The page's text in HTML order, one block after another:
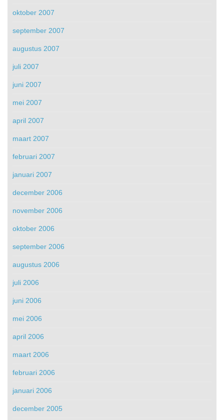
oktober 2007
september 2007
augustus 2007
juli 2007
juni 2007
mei 2007
april 2007
maart 2007
februari 2007
januari 2007
december 2006
november 2006
oktober 2006
september 2006
augustus 2006
juli 2006
juni 2006
mei 2006
april 2006
maart 2006
februari 2006
januari 2006
december 2005